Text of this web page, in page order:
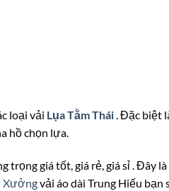
loại vải Lụa Tằm Thái. Đặc biệt
hồ chọn lựa.
trọng giá tốt, giá rẻ, giá sỉ .
Xưởngvải áo dài Trung Hiếu